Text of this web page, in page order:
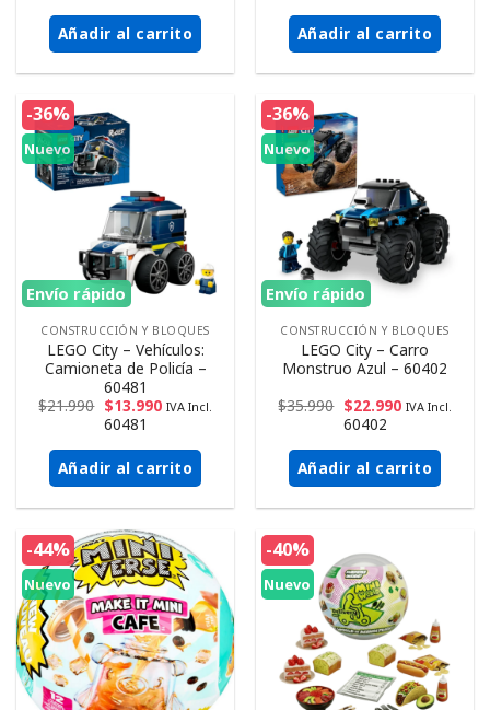
Añadir al carrito Añadir al carrito
-36%
Nuevo
Envío rápido
CONSTRUCCIÓN Y BLOQUES
LEGO City – Vehículos:
Camioneta de Policía –
60481
$21.990 $13.990 IVA Incl.
60481
Añadir al carrito
-36%
Nuevo
Envío rápido
CONSTRUCCIÓN Y BLOQUES
LEGO City – Carro
Monstruo Azul – 60402
$35.990 $22.990 IVA Incl.
60402
Añadir al carrito
-44%
Nuevo
-40%
Nuevo